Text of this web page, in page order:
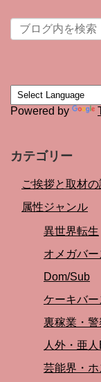
Powered by
カテゴリー
ご挨拶と取材
属性ジャンル
異世界転生
オメガバ
Dom/Sub
ケーキバー
裏稼業・
人外・亜
芸能界・